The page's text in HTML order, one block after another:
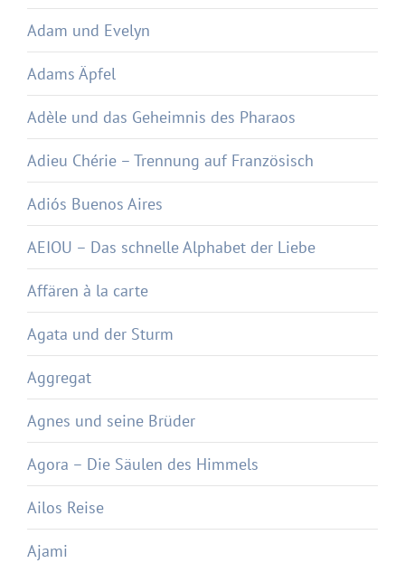
Adam und Evelyn
Adams Äpfel
Adèle und das Geheimnis des Pharaos
Adieu Chérie – Trennung auf Französisch
Adiós Buenos Aires
AEIOU – Das schnelle Alphabet der Liebe
Affären à la carte
Agata und der Sturm
Aggregat
Agnes und seine Brüder
Agora – Die Säulen des Himmels
Ailos Reise
Ajami